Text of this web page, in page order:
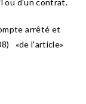
ou d'un contrat.
arrêté et
«de l'article»